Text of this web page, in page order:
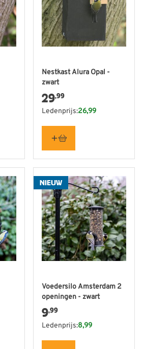
Nestkast Alura Opal -
zwart
29,99
Ledenprijs:26,99
NIEUW
Voedersilo Amsterdam 2
openingen - zwart
9,99
Ledenprijs:8,99